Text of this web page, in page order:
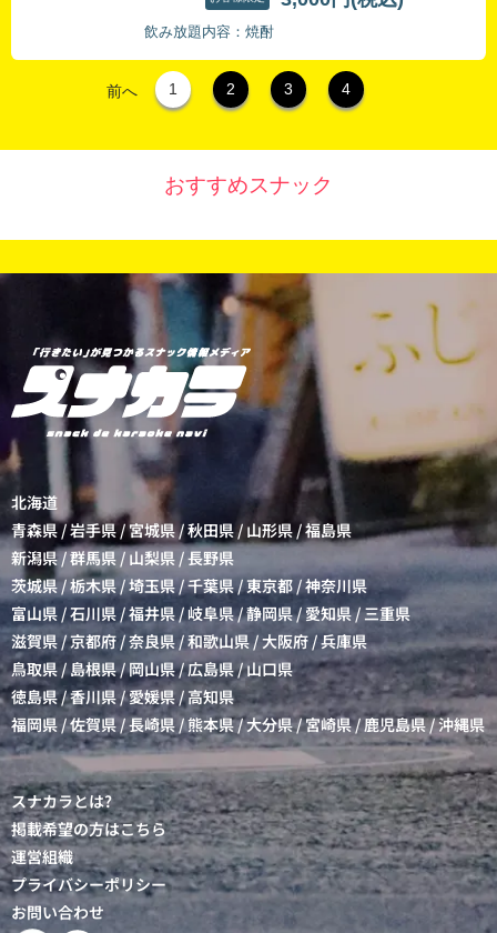
飲み放題内容：焼酎
前へ 1 2 3 4
おすすめスナック
北海道
青森県/岩手県/宮城県/秋田県 / 山形県/福島県
新潟県/群馬県 / 山梨県 /長野県
茨城県 /栃木県/埼玉県/千葉県/東京都 /神奈川県
富山県 /石川県 /福井県/岐阜県/静岡県/愛知県/三重県
滋賀県/京都府/奈良県 /和歌山県/大阪府 /兵庫県
鳥取県 / 島根県/岡山県/広島県/山口県
徳島県/香川県/愛媛県 /高知県
福岡県 /佐賀県 /長崎県/熊本県/大分県/宮崎県/鹿児島県/沖縄県
スナカラとは?
掲載希望の方はこちら
運営組織
プライバシーポリシー
お問い合わせ